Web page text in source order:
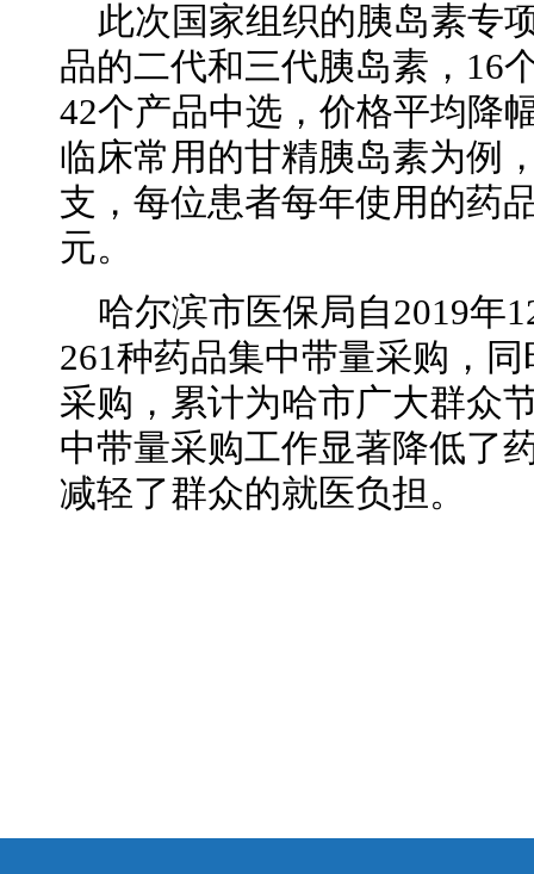
此次国家组织的胰岛素专
品的二代和三代胰岛素，16
42个产品中选，价格平均降
临床常用的甘精胰岛素为例
支，每位患者每年使用的药
元。
哈尔滨市医保局自2019年
261种药品集中带量采购，
采购，累计为哈市广大群众
中带量采购工作显著降低了
减轻了群众的就医负担。